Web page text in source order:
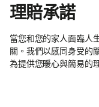
理賠承諾
當您和您的家人面臨人
關。我們以感同身受的
為提供您暖心與簡易的